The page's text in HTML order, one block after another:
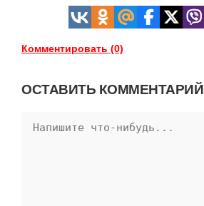
Комментировать (0)
ОСТАВИТЬ КОММЕНТАРИЙ